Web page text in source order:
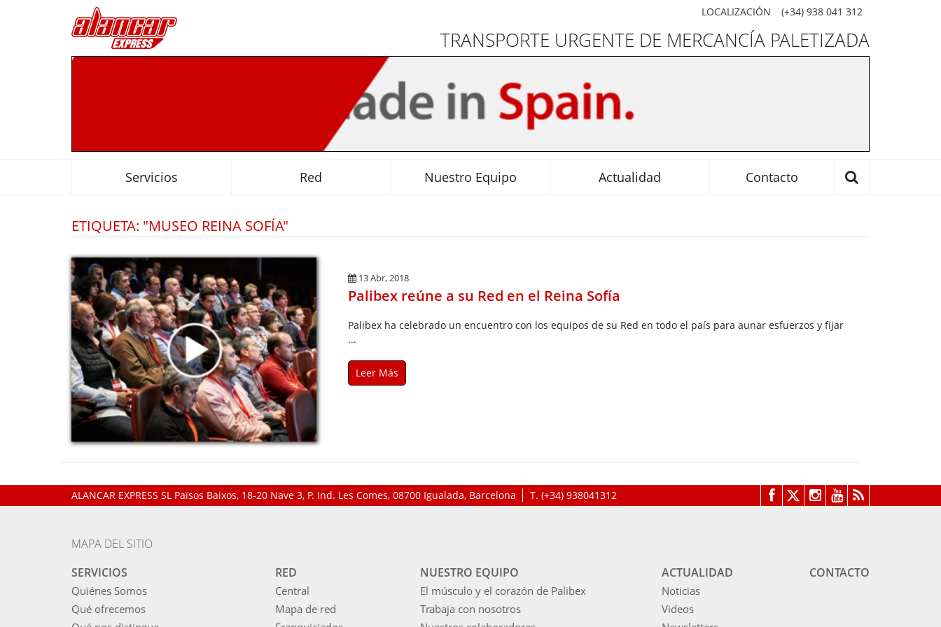
LOCALIZACIÓN (+34) 938 041 312
TRANSPORTE URGENTE DE MERCANCÍA PALETIZADA
Servicios Red Nuestro Equipo Actualidad Contacto
ETIQUETA: "MUSEO REINA SOFÍA"
13 Abr, 2018
Palibex reúne a su Red en el Reina Sofía
Palibex ha celebrado un encuentro con los equipos de su Red en todo el país para aunar esfuerzos y fijar
...
Leer Más
ALANCAR EXPRESS SL Països Baixos, 18-20 Nave 3, P. Ind. Les Comes, 08700 Igualada, Barcelona T. (+34) 938041312
MAPA DEL SITIO
SERVICIOS
Quiénes Somos
Qué ofrecemos
RED
Central
Mapa de red
NUESTRO EQUIPO
El músculo y el corazón de Palibex
Trabaja con nosotros
ACTUALIDAD
Noticias
Videos
CONTACTO